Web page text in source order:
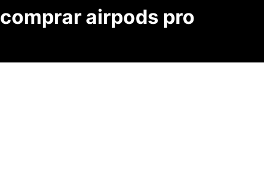
comprar airpods pro